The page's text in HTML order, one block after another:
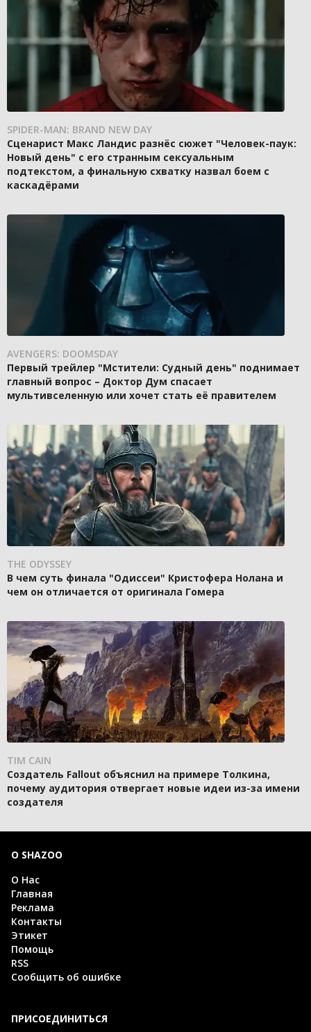
SPIDER-MAN: BRAND NEW DAY
Сценарист Макс Ландис разнёс сюжет "Человек-паук:
Новый день" с его странным сексуальным
подтекстом, а финальную схватку назвал боем с
каскадёрами
AVENGERS: DOOMSDAY
Первый трейлер "Мстители: Судный день" поднимает
главный вопрос – Доктор Дум спасает
мультивселенную или хочет стать её правителем
THE ODYSSEY
В чем суть финала "Одиссеи" Кристофера Нолана и
чем он отличается от оригинала Гомера
TIM CAIN
Создатель Fallout объяснил на примере Толкина,
почему аудитория отвергает новые идеи из-за имени
создателя
О SHAZOO
О Нас
Главная
Реклама
Контакты
Этикет
Помощь
RSS
Сообщить об ошибке
ПРИСОЕДИНИТЬСЯ